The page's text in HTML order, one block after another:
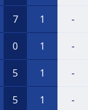
7 1 -
0 1 -
5 1 -
5 1 -